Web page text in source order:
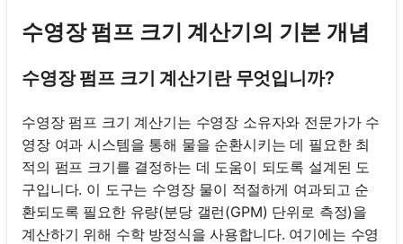
수영장 펌프 크기 계산기의 기본 개념
수영장 펌프 크기 계산기란 무엇입니까?
수영장 펌프 크기 계산기는 수영장 소유자와 전문가가 수
영장 여과 시스템을 통해 물을 순환시키는 데 필요한 최
적의 펌프 크기를 결정하는 데 도움이 되도록 설계된 도
구입니다. 이 도구는 수영장 물이 적절하게 여과되고 순
환되도록 필요한 유량(분당 갤런(GPM) 단위로 측정)을
계산하기 위해 수학 방정식을 사용합니다. 여기에는 수영